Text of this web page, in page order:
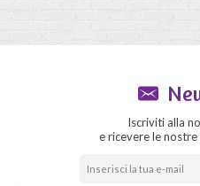
Iscriviti alla
e ricevere le